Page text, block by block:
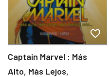
Captain Marvel : Más
Alto, Más Lejos,